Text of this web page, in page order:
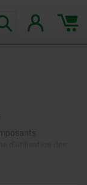
des contacts